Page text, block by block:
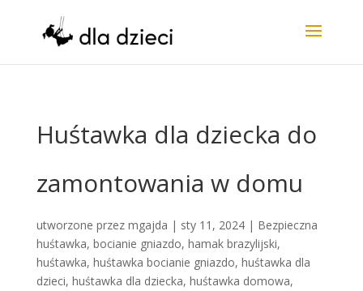
Huśtawka dla dziecka do
zamontowania w domu
utworzone przez mgajda | sty 11, 2024| Bezpieczna
huśtawka, bocianie gniazdo, hamak brazylijski,
huśtawka, huśtawka bocianie gniazdo, huśtawka dla
dzieci, huśtawka dla dziecka, huśtawka domowa,